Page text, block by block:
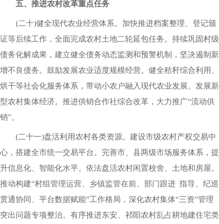
五、推进农村改革重点任务
(二十)健全现代农业经营体系。加快推进档案整理、登记颁
证等后续工作，全面完成农村土地二轮延包任务。持续巩固村级
债务化解成果，建立健全债务动态监测和预警机制，坚决遏制新
增不良债务。鼓励发展农业适度规模经营。健全秸秆综合利用、
烘干等社会化服务体系，带动小农户融入现代农业发展。发展新
型农村集体经济。推进供销合作社综合改革，大力推广“流动供
销”。
(二十一)盘活利用农村各类资源。建设市级农村产权交易中
心，搭建全市统一交易平台。完善市、县两级市场服务体系，提
升信息化、智能化水平。依法盘活农村闲置校舍、土地和房屋。
推动构建“村组管理运营、乡镇监管在前、部门跟进 指导、纪巡
贯通协同、平台数据赋能”工作格局，深化农村集体“三资”管理
突出问题专项整治。有序推进东安、祁阳农村乱占耕地建住宅类